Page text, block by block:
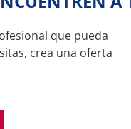
que pueda
crea una oferta